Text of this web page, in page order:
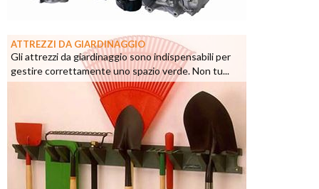
ATTREZZI DA GIARDINAGGIO
Gli attrezzi da giardinaggio sono indispensabili per
gestire correttamente uno spazio verde. Non tu...